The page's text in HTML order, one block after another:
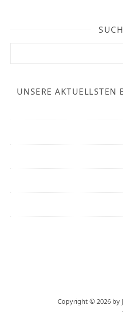
UNSERE AKTUELLSTEN
Copyright © 2026 by